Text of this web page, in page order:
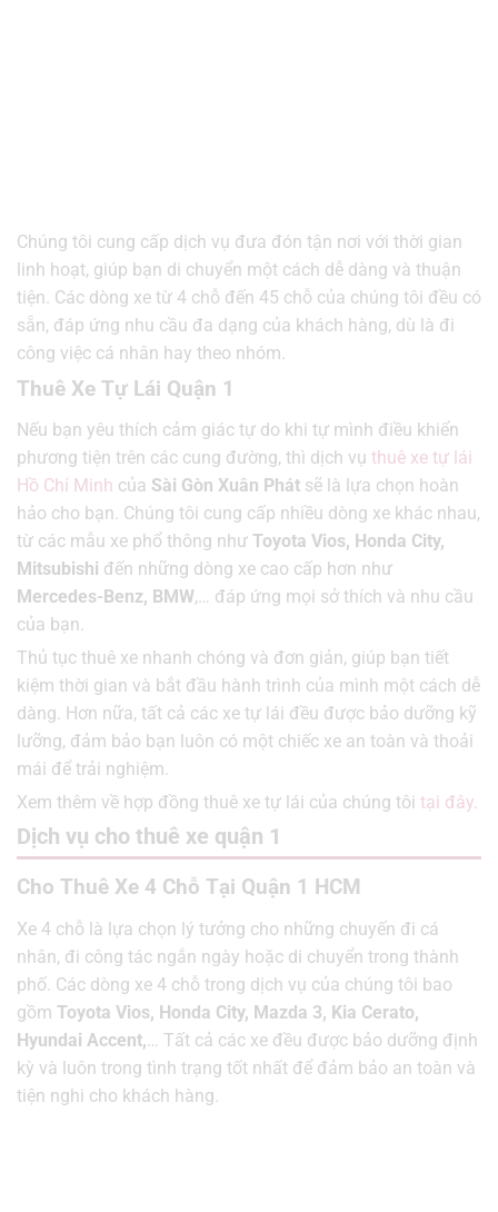
Chúng tôi cung cấp dịch vụ đưa đón tận nơi với thời gian
linh hoạt, giúp bạn di chuyển một cách dễ dàng và thuận
tiện. Các dòng xe từ 4 chỗ đến 45 chỗ của chúng tôi đều có
sẵn, đáp ứng nhu cầu đa dạng của khách hàng, dù là đi
công việc cá nhân hay theo nhóm.
Thuê Xe Tự Lái Quận 1
Nếu bạn yêu thích cảm giác tự do khi tự mình điều khiển
phương tiện trên các cung đường, thì dịch vụ thuê xe tự lái
Hồ Chí Minh của Sài Gòn Xuân Phát sẽ là lựa chọn hoàn
hảo cho bạn. Chúng tôi cung cấp nhiều dòng xe khác nhau,
từ các mẫu xe phổ thông như Toyota Vios, Honda City,
Mitsubishi đến những dòng xe cao cấp hơn như
Mercedes-Benz, BMW,… đáp ứng mọi sở thích và nhu cầu
của bạn.
Thủ tục thuê xe nhanh chóng và đơn giản, giúp bạn tiết
kiệm thời gian và bắt đầu hành trình của mình một cách dễ
dàng. Hơn nữa, tất cả các xe tự lái đều được bảo dưỡng kỹ
lưỡng, đảm bảo bạn luôn có một chiếc xe an toàn và thoải
mái để trải nghiệm.
Xem thêm về hợp đồng thuê xe tự lái của chúng tôi tại đây.
Dịch vụ cho thuê xe quận 1
Cho Thuê Xe 4 Chỗ Tại Quận 1 HCM
Xe 4 chỗ là lựa chọn lý tưởng cho những chuyến đi cá
nhân, đi công tác ngắn ngày hoặc di chuyển trong thành
phố. Các dòng xe 4 chỗ trong dịch vụ của chúng tôi bao
gồm Toyota Vios, Honda City, Mazda 3, Kia Cerato,
Hyundai Accent, … Tất cả các xe đều được bảo dưỡng định
kỳ và luôn trong tình trạng tốt nhất để đảm bảo an toàn và
tiện nghi cho khách hàng.